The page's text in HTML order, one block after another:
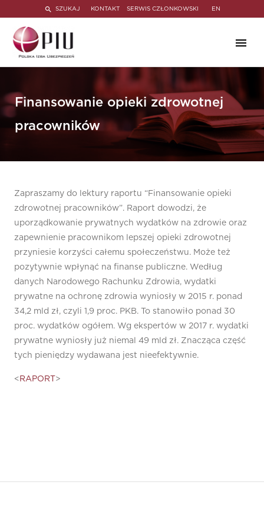
SZUKAJ KONTAKT SERWIS CZŁONKOWSKI EN
Finansowanie opieki zdrowotnej
pracowników
Zapraszamy do lektury raportu “Finansowanie opieki
zdrowotnej pracowników”. Raport dowodzi, że
uporządkowanie prywatnych wydatków na zdrowie oraz
zapewnienie pracownikom lepszej opieki zdrowotnej
przyniesie korzyści całemu społeczeństwu. Może też
pozytywnie wpłynąć na finanse publiczne. Według
danych Narodowego Rachunku Zdrowia, wydatki
prywatne na ochronę zdrowia wyniosły w 2015 r. ponad
34,2 mld zł, czyli 1,9 proc. PKB. To stanowiło ponad 30
proc. wydatków ogółem. Wg ekspertów w 2017 r. wydatki
prywatne wyniosły już niemal 49 mld zł. Znacząca część
tych pieniędzy wydawana jest nieefektywnie.
< RAPORT >